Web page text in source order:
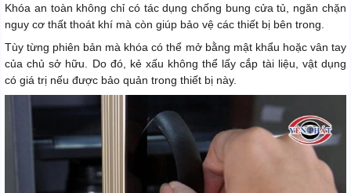
Khóa an toàn không chỉ có tác dụng chống bung cửa tủ, ngăn chặn
nguy cơ thất thoát khí mà còn giúp bảo vệ các thiết bị bên trong.
Tùy từng phiên bản mà khóa có thể mở bằng mật khẩu hoặc vân tay
của chủ sở hữu. Do đó, kẻ xấu không thể lấy cắp tài liệu, vật dụng
có giá trị nếu được bảo quản trong thiết bị này.